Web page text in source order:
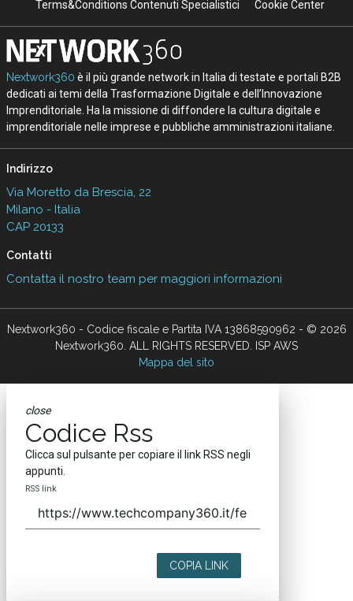
Terms&Conditions Contenuti Specialistici
Cookie Center
Nextwork360 è il più grande network in Italia di testate e portali B2B
dedicati ai temi della Trasformazione Digitale e dell’Innovazione
Imprenditoriale. Ha la missione di diffondere la cultura digitale e
imprenditoriale nelle imprese e pubbliche amministrazioni italiane.
Indirizzo
Via Moretto da Brescia, 22
Milano - Italia
CAP 20133
Contatti
Contatta il nostro team per maggiori informazioni
Nextwork360 - Codice fiscale e Partita IVA 13868590962 - © 2026
Nextwork360. ALL RIGHTS RESERVED. ISP AWS
Mappa del sito
close
Codice Rss
Clicca sul pulsante per copiare il link RSS negli
appunti.
RSS link
COPIA LINK